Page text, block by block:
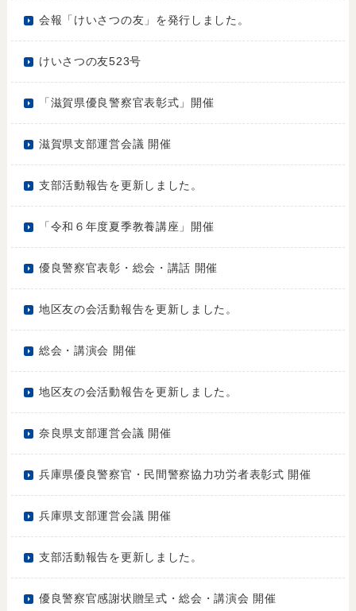
会報「けいさつの友」を発行しました。
けいさつの友523号
「滋賀県優良警察官表彰式」開催
滋賀県支部運営会議 開催
支部活動報告を更新しました。
「令和６年度夏季教養講座」開催
優良警察官表彰・総会・講話 開催
地区友の会活動報告を更新しました。
総会・講演会 開催
地区友の会活動報告を更新しました。
奈良県支部運営会議 開催
兵庫県優良警察官・民間警察協力功労者表彰式 開催
兵庫県支部運営会議 開催
支部活動報告を更新しました。
優良警察官感謝状贈呈式・総会・講演会 開催